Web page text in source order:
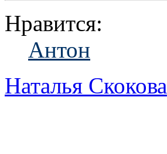
Нравится:
Антон
Наталья Скокова